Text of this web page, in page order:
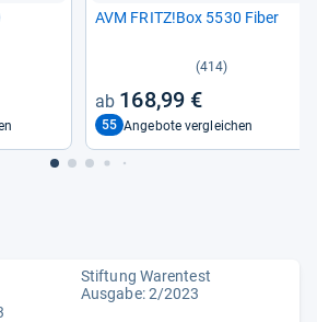
AVM FRITZ!Box 5530 Fiber
(414)
168,99 €
55 Angebote vergleichen
Stiftung Warentest
Ausgabe: 2/2023